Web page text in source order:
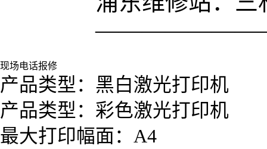
现场电话报修
产品类型：黑白激光打印机
产品类型：彩色激光打印机
最大打印幅面：A4